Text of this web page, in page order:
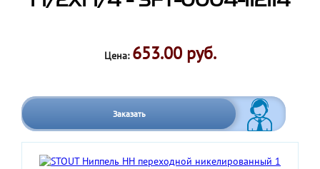
Цена: 653.00 руб.
Заказать